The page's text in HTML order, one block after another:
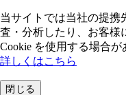
当サイトでは当社の提携
査・分析したり、お客様
Cookie を使⽤する場合が
詳しくはこちら
閉じる